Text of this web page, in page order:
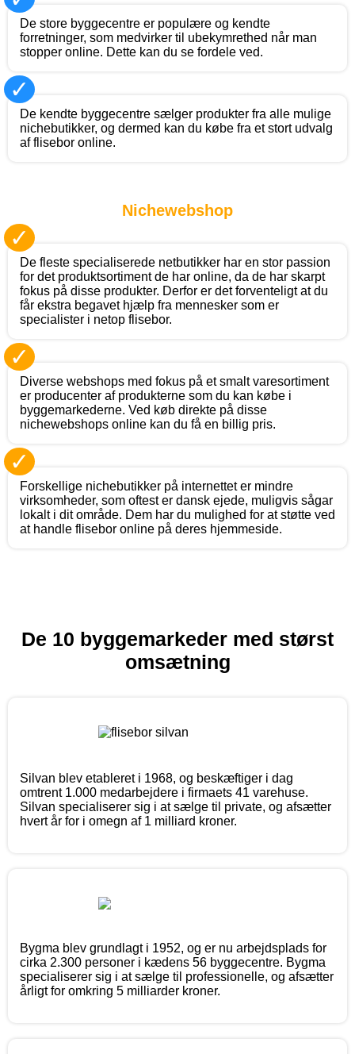
De store byggecentre er populære og kendte
forretninger, som medvirker til ubekymrethed når man
stopper online. Dette kan du se fordele ved.
✓
De kendte byggecentre sælger produkter fra alle mulige
nichebutikker, og dermed kan du købe fra et stort udvalg
af flisebor online.
Nichewebshop
✓
De fleste specialiserede netbutikker har en stor passion
for det produktsortiment de har online, da de har skarpt
fokus på disse produkter. Derfor er det forventeligt at du
får ekstra begavet hjælp fra mennesker som er
specialister i netop flisebor.
✓
Diverse webshops med fokus på et smalt varesortiment
er producenter af produkterne som du kan købe i
byggemarkederne. Ved køb direkte på disse
nichewebshops online kan du få en billig pris.
✓
Forskellige nichebutikker på internettet er mindre
virksomheder, som oftest er dansk ejede, muligvis sågar
lokalt i dit område. Dem har du mulighed for at støtte ved
at handle flisebor online på deres hjemmeside.
De 10 byggemarkeder med størst
omsætning
Silvan blev etableret i 1968, og beskæftiger i dag
omtrent 1.000 medarbejdere i firmaets 41 varehuse.
Silvan specialiserer sig i at sælge til private, og afsætter
hvert år for i omegn af 1 milliard kroner.
Bygma blev grundlagt i 1952, og er nu arbejdsplads for
cirka 2.300 personer i kædens 56 byggecentre. Bygma
specialiserer sig i at sælge til professionelle, og afsætter
årligt for omkring 5 milliarder kroner.